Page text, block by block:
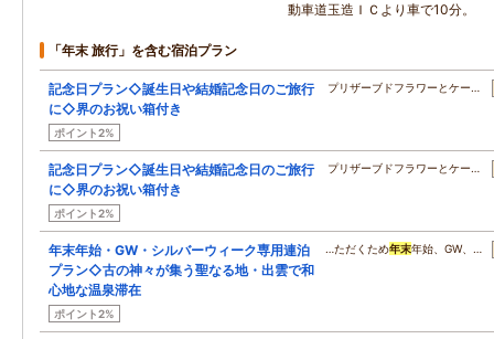
動車道玉造ＩＣより車で10分。
「年末 旅行」を含む宿泊プラン
記念日プラン◇誕生日や結婚記念日のご旅行
に◇界のお祝い箱付き
ポイント2%
プリザーブドフラワーとケー…
記念日プラン◇誕生日や結婚記念日のご旅行
に◇界のお祝い箱付き
ポイント2%
プリザーブドフラワーとケー…
年末年始・GW・シルバーウィーク専用連泊
プラン◇古の神々が集う聖なる地・出雲で和
心地な温泉滞在
ポイント2%
…ただくため年末年始、GW、…